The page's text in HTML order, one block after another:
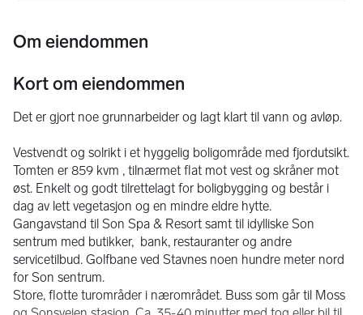
Om eiendommen
Kort om eiendommen
Det er gjort noe grunnarbeider og lagt klart til vann og avløp.
Vestvendt og solrikt i et hyggelig boligområde med fjordutsikt.
Tomten er 859 kvm , tilnærmet flat mot vest og skråner mot
øst. Enkelt og godt tilrettelagt for boligbygging og består i
dag av lett vegetasjon og en mindre eldre hytte.
Gangavstand til Son Spa & Resort samt til idylliske Son
sentrum med butikker,  bank, restauranter og andre
servicetilbud. Golfbane ved Stavnes noen hundre meter nord
for Son sentrum.
Store, flotte turområder i nærområdet. Buss som går til Moss